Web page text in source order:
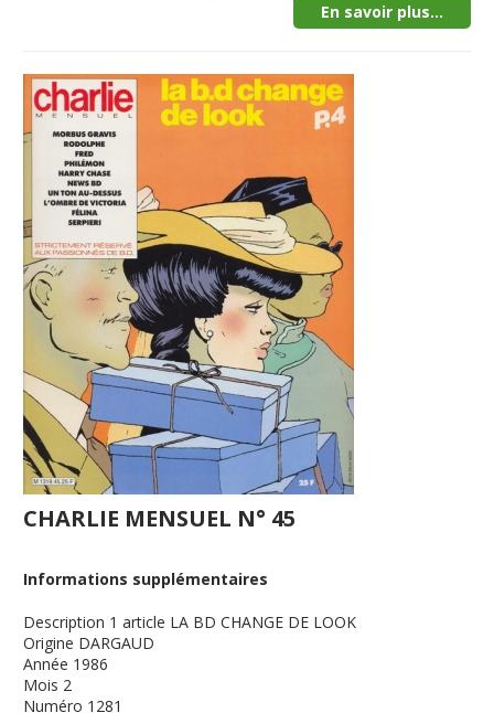
En savoir plus...
CHARLIE MENSUEL N° 45
Informations supplémentaires
Description 1 article LA BD CHANGE DE LOOK
Origine DARGAUD
Année 1986
Mois 2
Numéro 1281